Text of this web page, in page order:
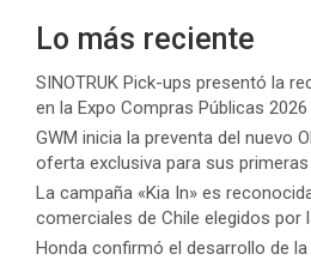
Lo más reciente
SINOTRUK Pick-ups presentó la
en la Expo Compras Públicas 2026
GWM inicia la preventa del nuevo
oferta exclusiva para sus primeras
La campaña «Kia In» es
comerciales de Chile elegidos por
Honda confirmó el desarrollo de